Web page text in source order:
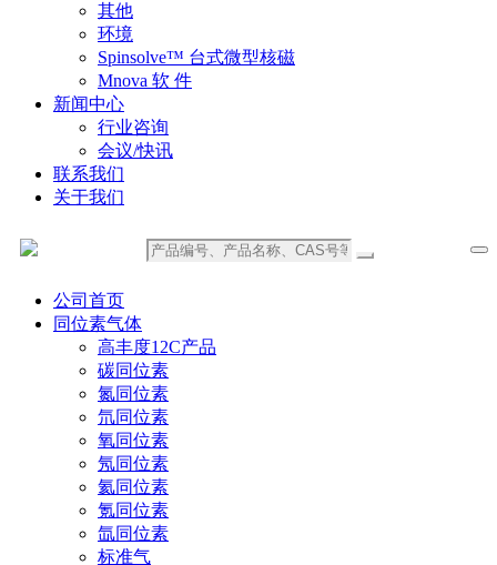
其他
环境
Spinsolve™ 台式微型核磁
Mnova 软 件
新闻中心
行业咨询
会议/快讯
联系我们
关于我们
公司首页
同位素气体
高丰度12C产品
碳同位素
氮同位素
氘同位素
氧同位素
氖同位素
氦同位素
氪同位素
氙同位素
标准气